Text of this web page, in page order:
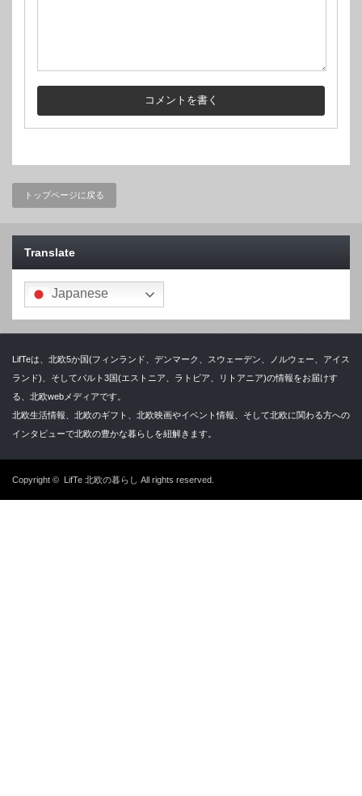
トップページに戻る
Translate
Japanese
LifTeは、北欧5か国(フィンランド、デンマーク、スウェーデン、ノルウェー、アイス
ランド)、そしてバルト3国(エストニア、ラトビア、リトアニア)の情報をお届けす
る、北欧webメディアです。
北欧生活情報、北欧のギフト、北欧映画やイベント情報、そして北欧に関わる方への
インタビューで北欧の豊かな暮らしを紐解きます。
Copyright © LifTe 北欧の暮らし All rights reserved.